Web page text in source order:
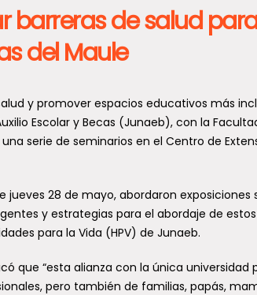
barreras de salud
del Maule
y promover espacios educativos más
Escolar y Becas (Junaeb), con la
serie de seminarios en el Centro de
28 de mayo, abordaron exposiciones
y estrategias para el abordaje de
para la Vida (HPV) de Junaeb.
que “esta alianza con la única universidad
pero también de familias, papás,